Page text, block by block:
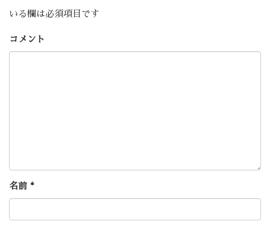
いる欄は必須項目です
コメント
名前 *